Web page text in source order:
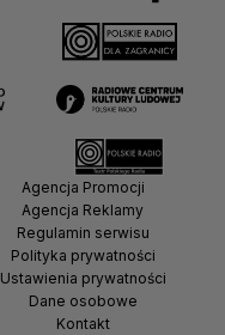
Agencja Promocji
Agencja Reklamy
Regulamin serwisu
Polityka prywatności
Ustawienia prywatności
Dane osobowe
Kontakt